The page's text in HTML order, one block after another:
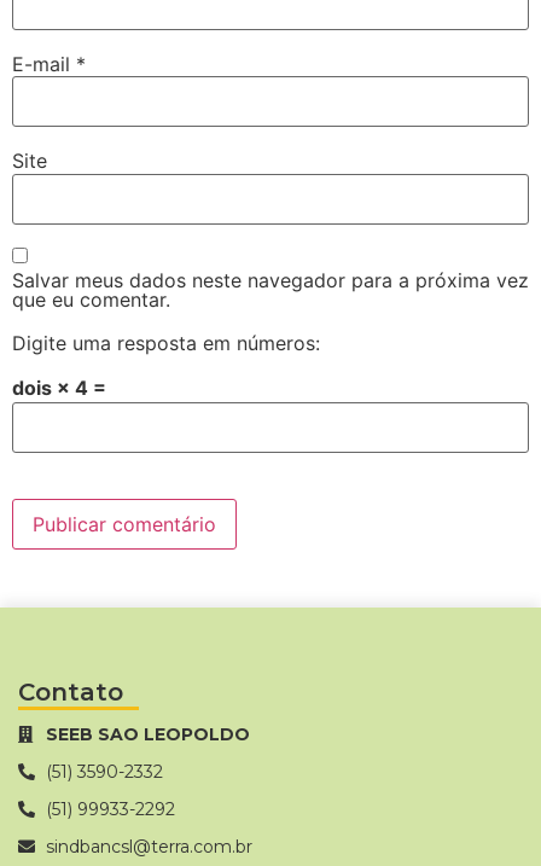
E-mail *
Site
Salvar meus dados neste navegador para a próxima vez
que eu comentar.
Digite uma resposta em números:
dois × 4 =
Contato
SEEB SAO LEOPOLDO
(51) 3590-2332
(51) 99933-2292
sindbancsl@terra.com.br